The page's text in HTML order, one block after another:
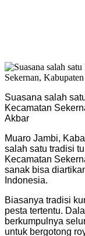
Suasana salah
Kecamatan
Akbar
Muaro Jambi,
salah satu tradisi
Kecamatan
sanak bisa
Indonesia.
Biasanya tradisi
pesta tertentu.
berkumpulnya
untuk bergotong